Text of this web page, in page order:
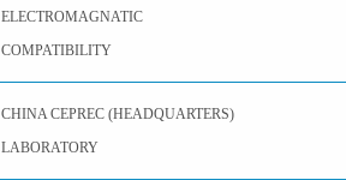
ELECTROMAGNATIC
COMPATIBILITY
CHINA CEPREC (HEADQUARTERS)
LABORATORY